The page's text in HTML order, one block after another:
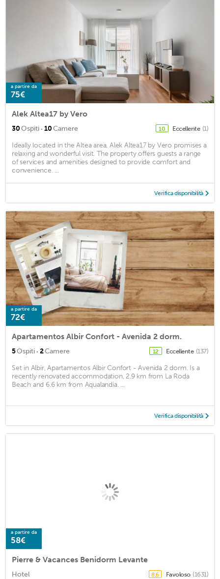
a partire da
75€
Alek Altea17 by Vero
30Ospiti · 10Camere 10 Eccellente (1)
Ideally located in the Altea area, Alek Altea17 by Vero promises a
relaxing and wonderful visit. The property offers guests a range
of services and amenities designed to provide comfort and
convenience. ...
Verifica disponibilità
a partire da
72€
Apartamentos Albir Confort - Avenida 2 dorm.
5Ospiti · 2Camere 12 Eccellente (137)
Set in Albir, Apartamentos Albir Confort - Avenida 2 dorm. Is a
recently renovated accommodation, 2.9 km from La Roda
Beach and 6.6 km from Aqualandia. ...
Verifica disponibilità
a partire da
58€
Pierre & Vacances Benidorm Levante
Hotel 8,6 Favoloso (1631)